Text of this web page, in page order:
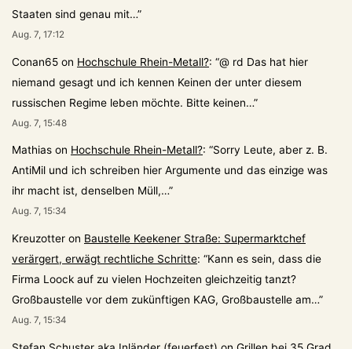
Staaten sind genau mit…”
Aug. 7, 17:12
Conan65 on Hochschule Rhein-Metall?: “@ rd Das hat hier
niemand gesagt und ich kennen Keinen der unter diesem
russischen Regime leben möchte. Bitte keinen…”
Aug. 7, 15:48
Mathias on Hochschule Rhein-Metall?: “Sorry Leute, aber z. B.
AntiMil und ich schreiben hier Argumente und das einzige was
ihr macht ist, denselben Müll,…”
Aug. 7, 15:34
Kreuzotter on Baustelle Keekener Straße: Supermarktchef
verärgert, erwägt rechtliche Schritte: “Kann es sein, dass die
Firma Loock auf zu vielen Hochzeiten gleichzeitig tanzt?
Großbaustelle vor dem zukünftigen KAG, Großbaustelle am…”
Aug. 7, 15:34